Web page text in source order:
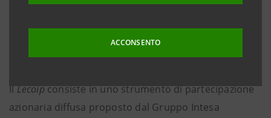
ACCONSENTO
dall’Assemblea dell’8 maggio 2014, nel contesto del
piano di investimento basato su strumenti finanziari
Leveraged Employee Co-Investment Plan
Lecoip”), già comunicato al mercato.
IlLecoipconsiste in uno strumento di partecipazione
azionaria diffusa proposto dal Gruppo Intesa